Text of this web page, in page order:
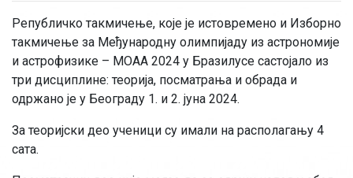
Републичко такмичење, које је истовремено и Изборно
такмичење за Међународну олимпијаду из астрономије
и астрофизике – МОАА 2024 у Бразилусе састојало из
три дисциплине: теорија, посматрања и обрада и
одржано је у Београду 1. и 2. јуна 2024.
За теоријски део ученици су имали на располагању 4
сата.